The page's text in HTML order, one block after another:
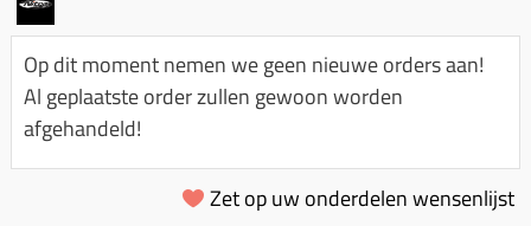
Spanningsregelaar
Toerenbegrenzer
Remlichtschakelaar
Led verlichting
Luchtfilter (delen)
Luchtfilter deksel
Motor blokken
Motorblok (delen)
Km teller kabel
Kickstart deksel
Kickstartpedaal
Kickstart ronsel
Olie-onderhoudsmiddelen
Oppakbeugel
Scooter alarm
Op dit moment nemen we geen nieuwe orders aan!
Al geplaatste order zullen gewoon worden
afgehandeld!
Zet op uw onderdelen wensenlijst